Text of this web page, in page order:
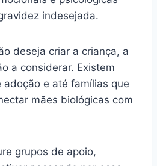
indesejada.
deseja criar a criança, a
a considerar. Existem
adoção e até famílias que
mães biológicas com
grupos de apoio,